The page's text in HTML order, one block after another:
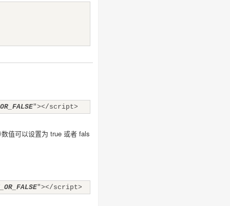
"></script>
值可以设置为 true 或者 fals
"></script>